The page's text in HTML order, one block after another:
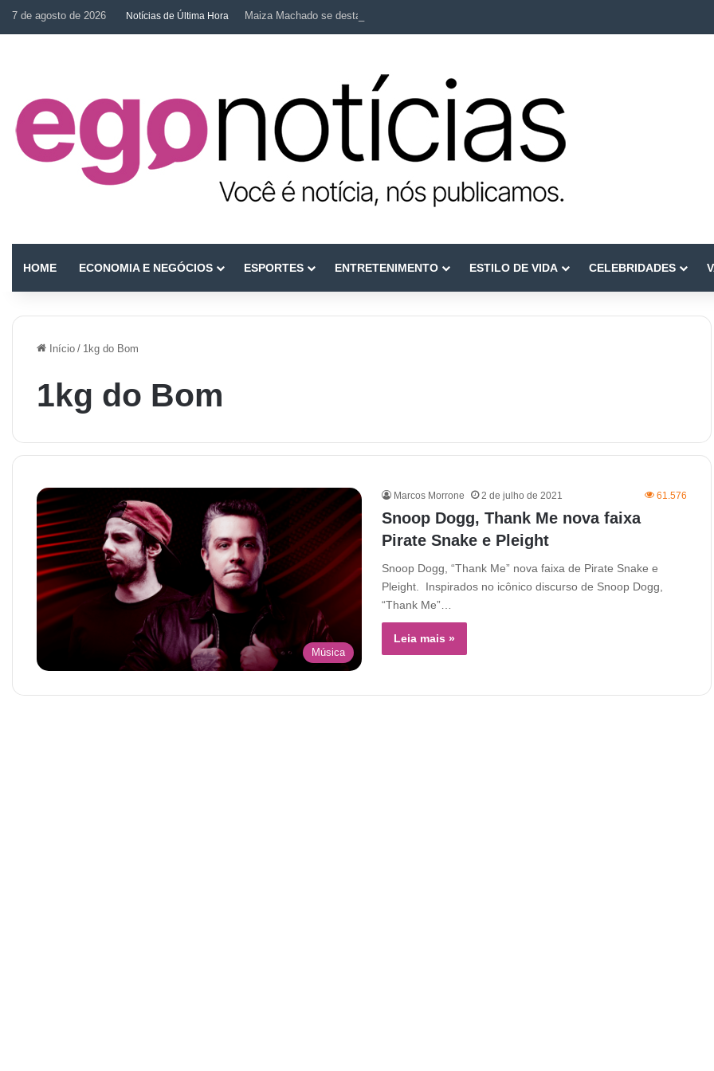
7 de agosto de 2026 Notícias de Última Hora Maiza Machado se destaca como referência em terapia capilar e saúde do couro cabeludo
HOME ECONOMIA E NEGÓCIOS ESPORTES ENTRETENIMENTO ESTILO DE VIDA CELEBRIDADES
Início / 1kg do Bom
1kg do Bom
Música
Marcos Morrone 2 de julho de 2021 61.576
Snoop Dogg, Thank Me nova faixa
Pirate Snake e Pleight
Snoop Dogg, “Thank Me” nova faixa de Pirate Snake e
Pleight. Inspirados no icônico discurso de Snoop Dogg,
“Thank Me”…
Leia mais »